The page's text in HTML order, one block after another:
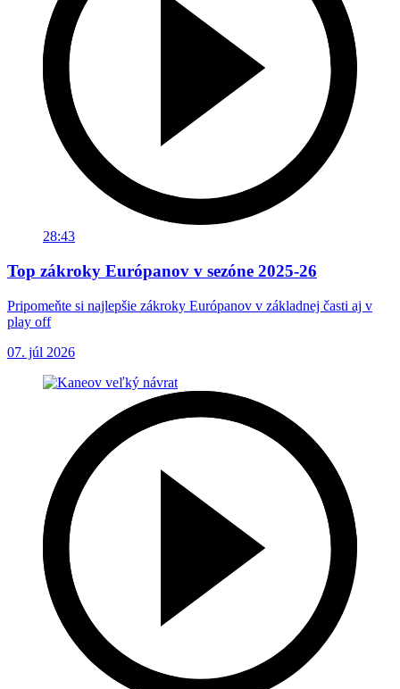
28:43
Top zákroky Európanov v sezóne 2025-26
Pripomeňte si najlepšie zákroky Európanov v základnej časti aj v
play off
07. júl 2026